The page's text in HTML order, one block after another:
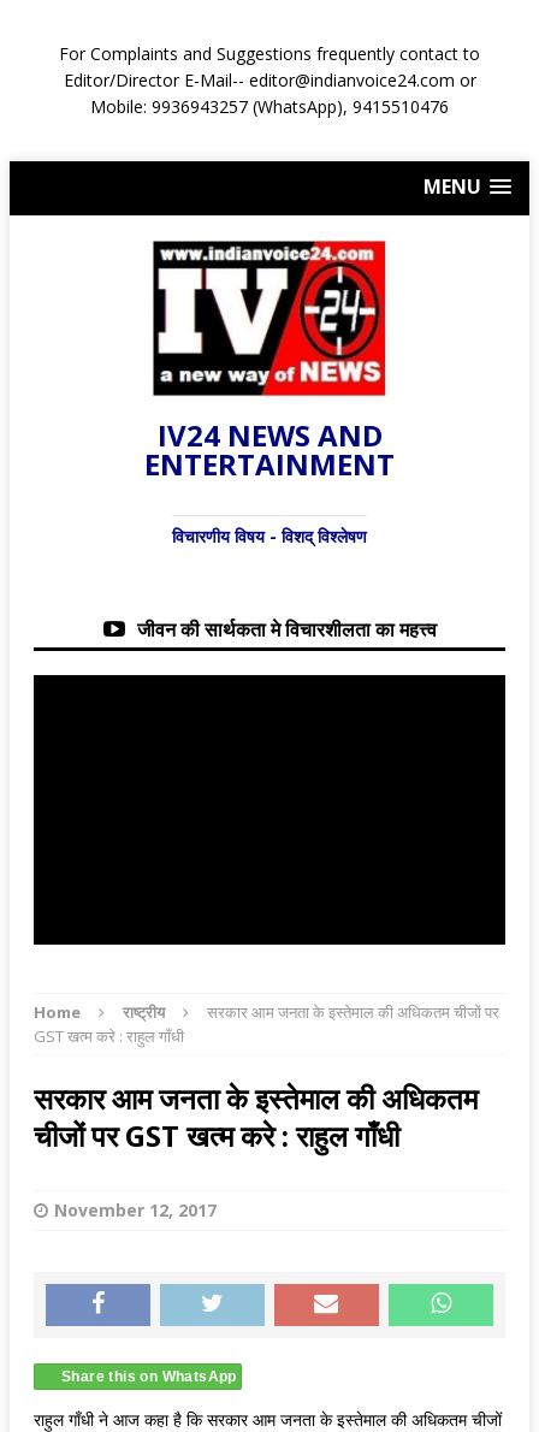
For Complaints and Suggestions frequently contact to
Editor/Director E-Mail-- editor@indianvoice24.com or
Mobile: 9936943257 (WhatsApp), 9415510476
MENU
IV24 NEWS AND
ENTERTAINMENT
विचारणीय विषय - विशद् विश्लेषण
जीवन की सार्थकता मे विचारशीलता का महत्त्व
Home राष्ट्रीय
सरकार आम जनता के इस्तेमाल की अधिकतम चीजों पर
GST खत्म करे : राहुल गाँधी
सरकार आम जनता के इस्तेमाल की अधिकतम
चीजों पर GST खत्म करे : राहुल गाँधी
November 12, 2017
Share this on WhatsApp
राहुल गाँधी ने आज कहा है कि सरकार आम जनता के इस्तेमाल की अधिकतम चीजों